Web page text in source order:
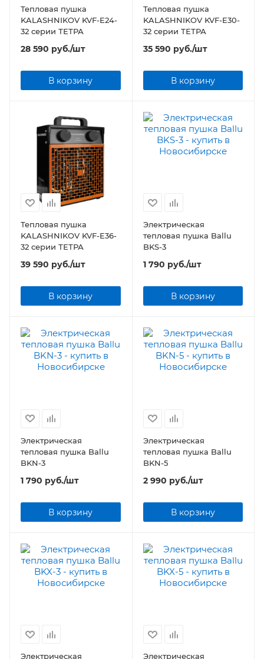
Тепловая пушка
KALASHNIKOV KVF-E24-
32 серии ТЕТРА
28 590 руб./шт
В корзину
Тепловая пушка
KALASHNIKOV KVF-E30-
32 серии ТЕТРА
35 590 руб./шт
В корзину
Тепловая пушка
KALASHNIKOV KVF-E36-
32 серии ТЕТРА
39 590 руб./шт
В корзину
Электрическая
тепловая пушка Ballu
BKS-3
1 790 руб./шт
В корзину
Электрическая
тепловая пушка Ballu
BKN-3
1 790 руб./шт
В корзину
Электрическая
тепловая пушка Ballu
BKN-5
2 990 руб./шт
В корзину
Электрическая
Электрическая